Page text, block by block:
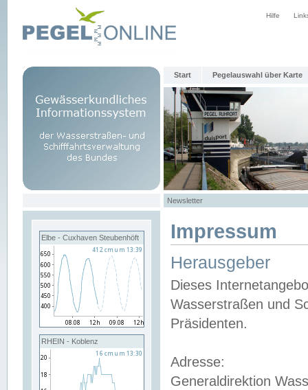
Hilfe
Start Pegelauswahl über Karte
Newsletter
Elbe - Cuxhaven Steubenhöft
RHEIN - Koblenz
Impressum
Herausgeber
Dieses
Wasserstraßen und
Präsidenten.
Adresse:
Generaldirektion